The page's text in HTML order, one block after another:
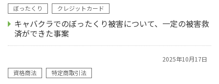
ぼったくり
クレジットカード
キャバクラでのぼったくり被害について、一定の被害救
済ができた事案
2025年10月17日
資格商法
特定商取引法